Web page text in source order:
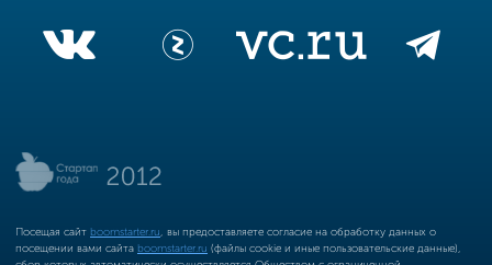
Посещая сайт boomstarter.ru , вы предоставляете согласие на обработку данных о
посещении вами сайта boomstarter.ru (файлы cookie и иные пользовательские данные),